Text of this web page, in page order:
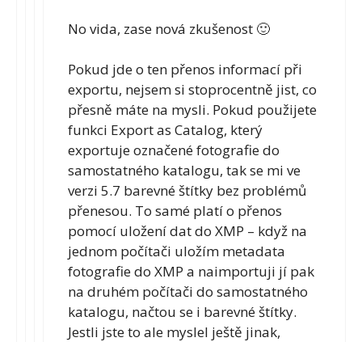
No vida, zase nová zkušenost 🙂
Pokud jde o ten přenos informací při
exportu, nejsem si stoprocentně jist, co
přesně máte na mysli. Pokud použijete
funkci Export as Catalog, který
exportuje označené fotografie do
samostatného katalogu, tak se mi ve
verzi 5.7 barevné štítky bez problémů
přenesou. To samé platí o přenos
pomocí uložení dat do XMP – když na
jednom počítači uložím metadata
fotografie do XMP a naimportuji jí pak
na druhém počítači do samostatného
katalogu, načtou se i barevné štítky.
Jestli jste to ale myslel ještě jinak,